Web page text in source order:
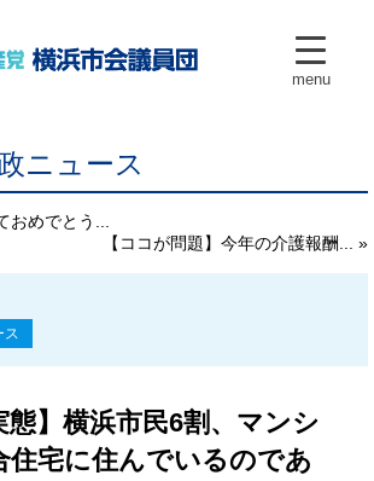
menu
ニュース
めでとう...
【ココが問題】今年の介護報酬... »
ス
態】横浜市民6割、マンシ
住宅に住んでいるのであ